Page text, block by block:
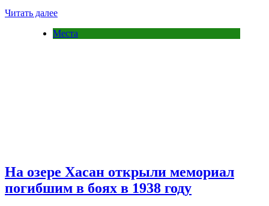
Читать далее
Места
На озере Хасан открыли мемориал
погибшим в боях в 1938 году